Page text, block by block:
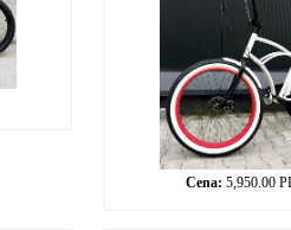
Cena: 5,950.00